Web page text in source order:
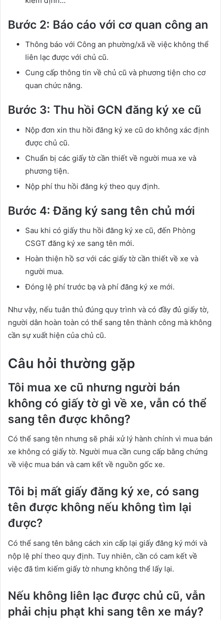
Bước 2: Báo cáo với cơ quan công an
Thông báo với Công an phường/xã về việc không thể
liên lạc được với chủ cũ.
Cung cấp thông tin về chủ cũ và phương tiện cho cơ
quan chức năng.
Bước 3: Thu hồi GCN đăng ký xe cũ
Nộp đơn xin thu hồi đăng ký xe cũ do không xác định
được chủ cũ.
Chuẩn bị các giấy tờ cần thiết về người mua xe và
phương tiện.
Nộp phí thu hồi đăng ký theo quy định.
Bước 4: Đăng ký sang tên chủ mới
Sau khi có giấy thu hồi đăng ký xe cũ, đến Phòng
CSGT đăng ký xe sang tên mới.
Hoàn thiện hồ sơ với các giấy tờ cần thiết về xe và
người mua.
Đóng lệ phí trước bạ và phí đăng ký xe mới.
Như vậy, nếu tuân thủ đúng quy trình và có đầy đủ giấy tờ,
người dân hoàn toàn có thể sang tên thành công mà không
cần sự xuất hiện của chủ cũ.
Câu hỏi thường gặp
Tôi mua xe cũ nhưng người bán
không có giấy tờ gì về xe, vẫn có thể
sang tên được không?
Có thể sang tên nhưng sẽ phải xử lý hành chính vì mua bán
xe không có giấy tờ. Người mua cần cung cấp bằng chứng
về việc mua bán và cam kết về nguồn gốc xe.
Tôi bị mất giấy đăng ký xe, có sang
tên được không nếu không tìm lại
được?
Có thể sang tên bằng cách xin cấp lại giấy đăng ký mới và
nộp lệ phí theo quy định. Tuy nhiên, cần có cam kết về
việc đã tìm kiếm giấy tờ nhưng không thể lấy lại.
Nếu không liên lạc được chủ cũ, vẫn
phải chịu phạt khi sang tên xe máy?